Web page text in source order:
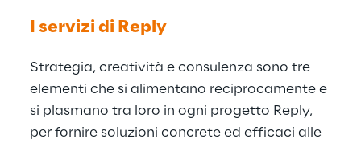
I servizi di Reply
Strategia, creatività e consulenza sono tre
elementi che si alimentano reciprocamente e
si plasmano tra loro in ogni progetto Reply,
per fornire soluzioni concrete ed efficaci alle